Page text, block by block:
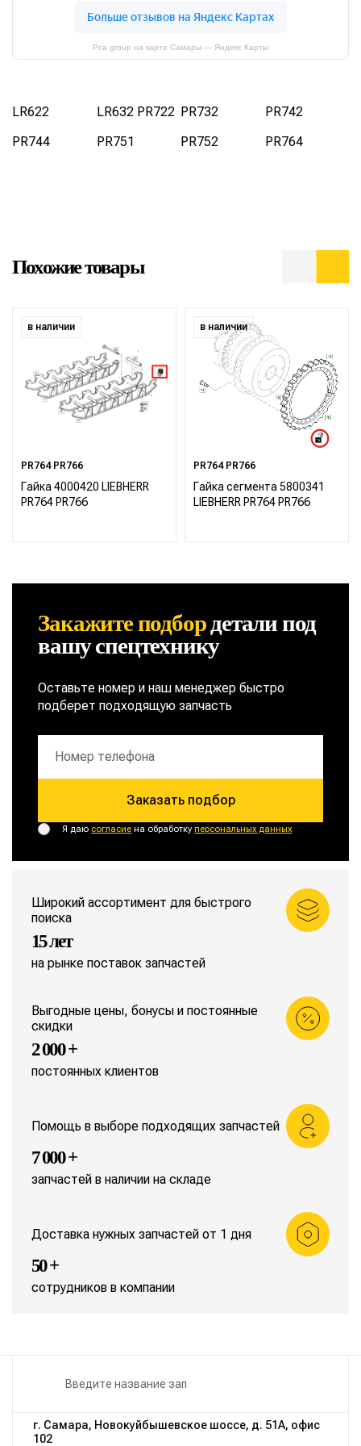
Pca group на карте Самары — Яндекс Карты
LR622 LR632 PR722 PR732
PR742
PR744
PR751 PR752 PR764
Похожие товары
в наличии
PR764 PR766
Гайка 4000420 LIEBHERR
PR764 PR766
в наличии
PR764 PR766
Гайка сегмента 5800341
LIEBHERR PR764 PR766
Закажите подбордеталипод
вашу спецтехнику
Оставьте номер и наш менеджер быстро
подберет подходящую запчасть
Заказать подбор
Я даю согласие на обработкуперсональных данных
Широкий ассортимент для быстрого
поиска
15 лет
на рынке поставок запчастей
Выгодные цены, бонусы и постоянные
скидки
2 000 +
постоянных клиентов
Помощь в выборе подходящих запчастей
7 000 +
запчастей в наличии на складе
Доставка нужных запчастей от 1 дня
50 +
сотрудников в компании
г. Самара, Новокуйбышевское шоссе, д. 51А, офис
102